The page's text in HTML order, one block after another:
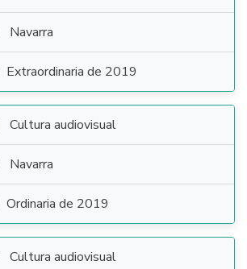
Navarra
Extraordinaria de 2019
Cultura audiovisual
Navarra
Ordinaria de 2019
Cultura audiovisual